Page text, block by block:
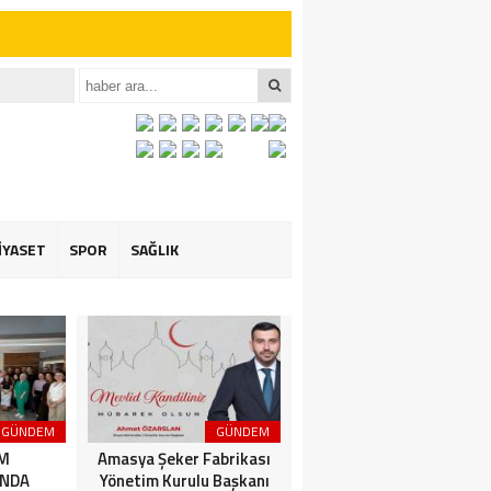
İçin Anlamlı
SPOR SAĞLIK
GÜNDEM GÜNDEM
Amasya Şeker Fabrikası
Yönetim Kurulu Başkanı